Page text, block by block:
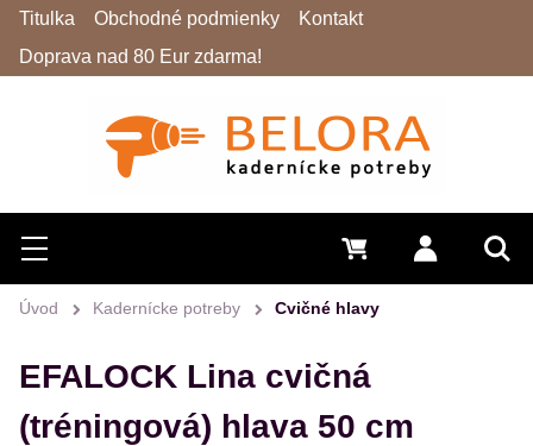
Hľadať
Menu Prihlásiť
0 €
Titulka Obchodné podmienky
Kontakt
Doprava nad 80 Eur zdarma!
Úvod Kadernícke potreby Cvičné hlavy
EFALOCK Lina cvičná
(tréningová) hlava 50 cm